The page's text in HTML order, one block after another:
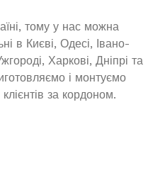
тому у нас можна
в Києві, Одесі, Івано-
Харкові, Дніпрі та
і монтуємо
за кордоном.